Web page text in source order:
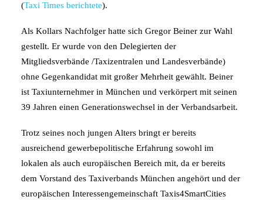
(Taxi Times berichtete).
Als Kollars Nachfolger hatte sich Gregor Beiner zur Wahl
gestellt. Er wurde von den Delegierten der
Mitgliedsverbände /Taxizentralen und Landesverbände)
ohne Gegenkandidat mit großer Mehrheit gewählt. Beiner
ist Taxiunternehmer in München und verkörpert mit seinen
39 Jahren einen Generationswechsel in der Verbandsarbeit.
Trotz seines noch jungen Alters bringt er bereits
ausreichend gewerbepolitische Erfahrung sowohl im
lokalen als auch europäischen Bereich mit, da er bereits
dem Vorstand des Taxiverbands München angehört und der
europäischen Interessengemeinschaft Taxis4SmartCities